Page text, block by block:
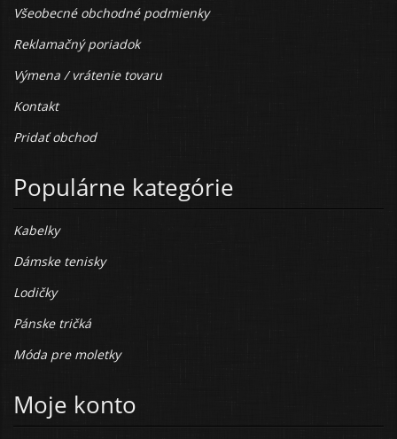
Všeobecné obchodné podmienky
Reklamačný poriadok
Výmena / vrátenie tovaru
Kontakt
Pridať obchod
Populárne kategórie
Kabelky
Dámske tenisky
Lodičky
Pánske tričká
Móda pre moletky
Moje konto